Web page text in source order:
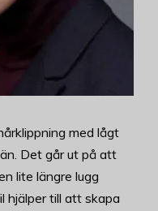
med lågt
Det går ut på att
lite längre lugg
hjälper till att skapa